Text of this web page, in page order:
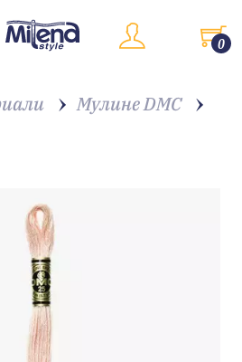
0
Мулине DMC